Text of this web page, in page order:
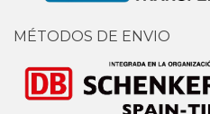
MÉTODOS DE ENVIO